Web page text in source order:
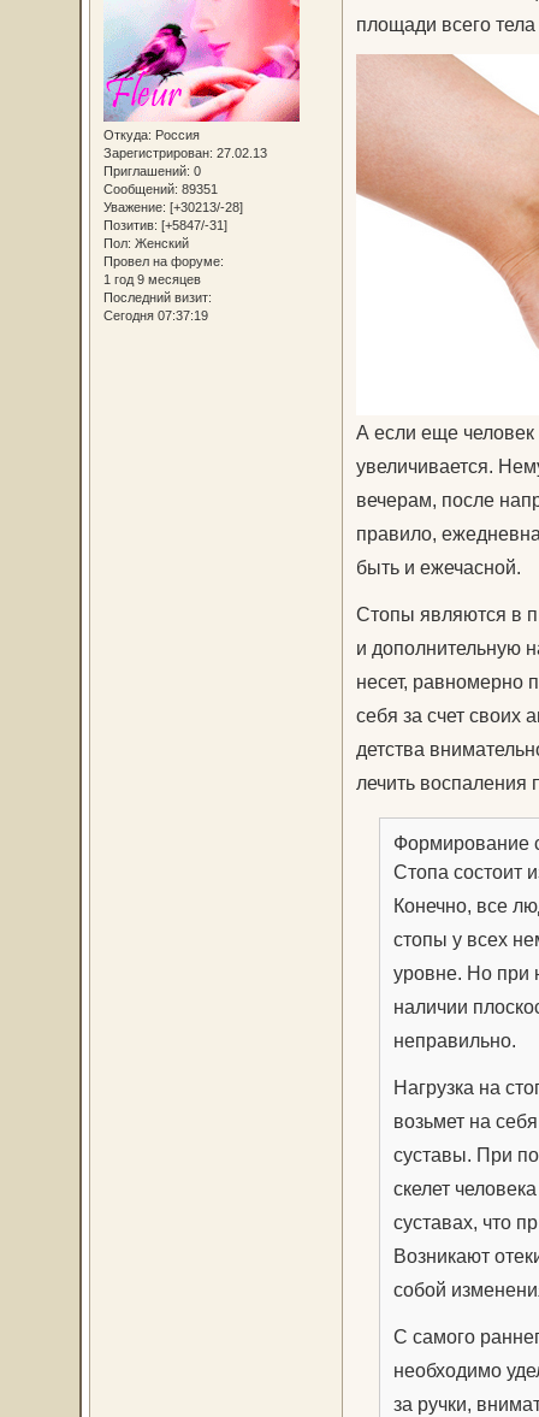
Откуда: Россия
Зарегистрирован: 27.02.13
Приглашений: 0
Сообщений: 89351
Уважение: [+30213/-28]
Позитив: [+5847/-31]
Пол: Женский
Провел на форуме:
1 год 9 месяцев
Последний визит:
Сегодня 07:37:19
площади всего тела
А если еще человек
увеличивается.
вечерам, после
правило,
быть и ежечасной.
Стопы являются в
и дополнительную
несет, равномерно
себя за счет своих
детства
лечить воспаления
Формирование
Стопа состоит
Конечно, все
стопы у всех
уровне. Но при
наличии
неправильно.
Нагрузка на
возьмет на
суставы. При
скелет
суставах, что
Возникают
собой
С самого
необходимо
за ручки,